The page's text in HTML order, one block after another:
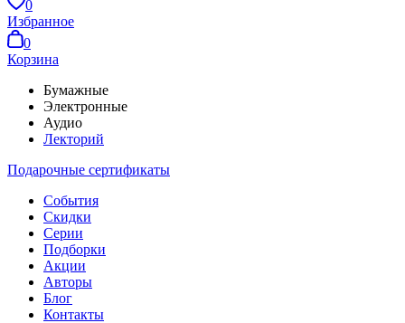
0
Избранное
0
Корзина
Бумажные
Электронные
Аудио
Лекторий
Подарочные сертификаты
События
Скидки
Серии
Подборки
Акции
Авторы
Блог
Контакты